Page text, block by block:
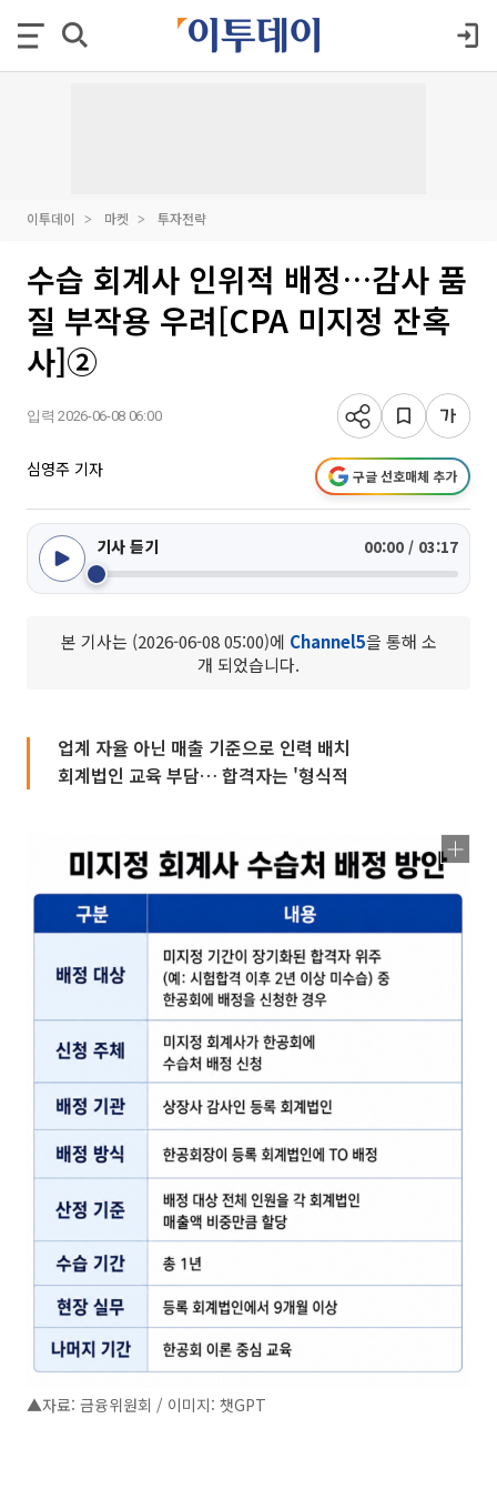
이투데이 마켓 투자전략
수습 회계사 인위적 배정…감사 품
질 부작용 우려[CPA 미지정 잔혹
사]②
입력 2026-06-08 06:00
심영주 기자 구글 선호매체 추가
기사 듣기 00:00 / 03:17
본 기사는 (2026-06-08 05:00)에 Channel5을 통해 소
개 되었습니다.
업계 자율 아닌 매출 기준으로 인력 배치
회계법인 교육 부담… 합격자는 '형식적
▲자료: 금융위원회 / 이미지: 챗GPT